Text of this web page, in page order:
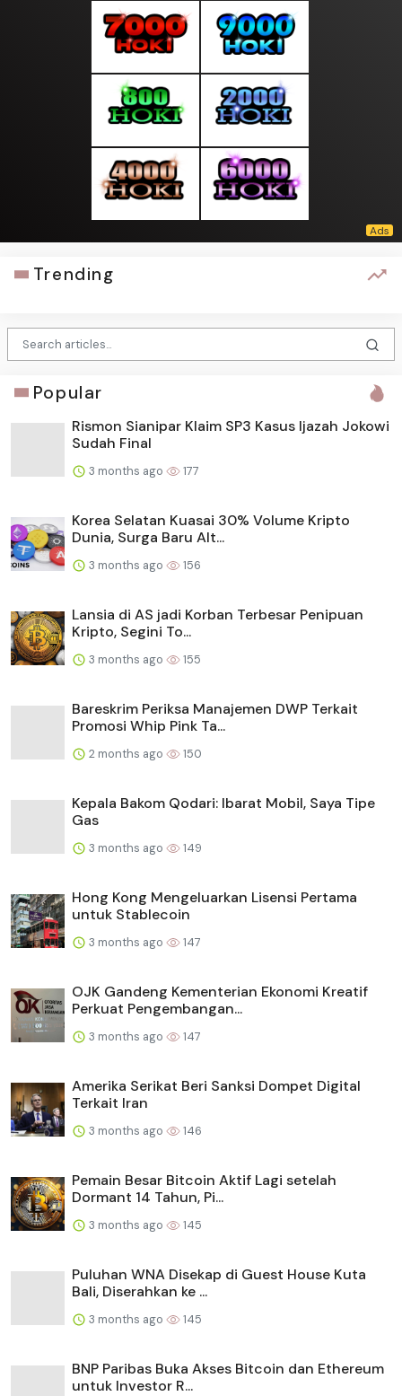
Trending
Popular
Rismon Sianipar Klaim SP3 Kasus Ijazah Jokowi
Sudah Final
3 months ago 177
Korea Selatan Kuasai 30% Volume Kripto
Dunia, Surga Baru Alt...
3 months ago 156
Lansia di AS jadi Korban Terbesar Penipuan
Kripto, Segini To...
3 months ago 155
Bareskrim Periksa Manajemen DWP Terkait
Promosi Whip Pink Ta...
2 months ago 150
Kepala Bakom Qodari: Ibarat Mobil, Saya Tipe
Gas
3 months ago 149
Hong Kong Mengeluarkan Lisensi Pertama
untuk Stablecoin
3 months ago 147
OJK Gandeng Kementerian Ekonomi Kreatif
Perkuat Pengembangan...
3 months ago 147
Amerika Serikat Beri Sanksi Dompet Digital
Terkait Iran
3 months ago 146
Pemain Besar Bitcoin Aktif Lagi setelah
Dormant 14 Tahun, Pi...
3 months ago 145
Puluhan WNA Disekap di Guest House Kuta
Bali, Diserahkan ke ...
3 months ago 145
BNP Paribas Buka Akses Bitcoin dan Ethereum
untuk Investor R...